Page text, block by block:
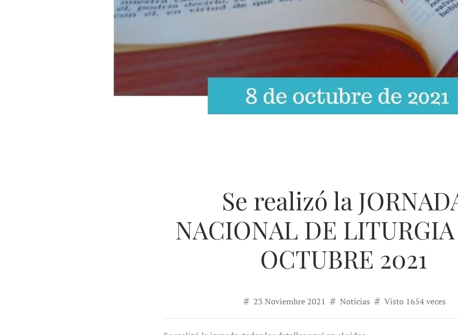
Se realizó la
NACIONAL DE
OCTUBRE 2021
23 Noviembre 2021 Noticias Visto 1654 veces